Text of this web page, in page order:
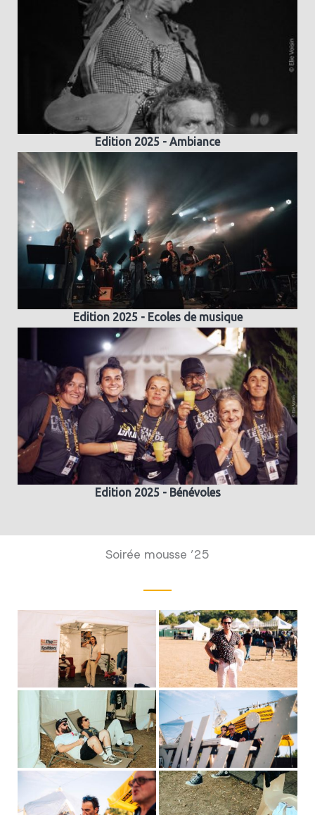
Edition 2025 - Ambiance
Edition 2025 - Ecoles de musique
Edition 2025 - Bénévoles
Soirée mousse ’25